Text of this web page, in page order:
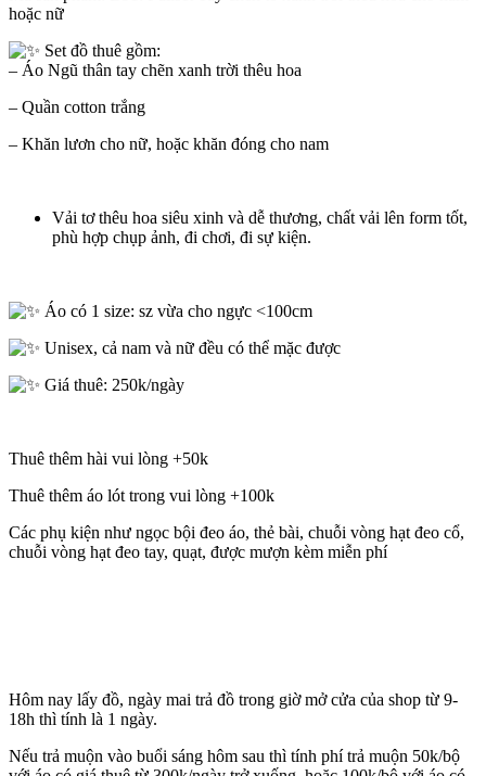
hoặc nữ
Set đồ thuê gồm:
– Áo Ngũ thân tay chẽn xanh trời thêu hoa
– Quần cotton trắng
– Khăn lươn cho nữ, hoặc khăn đóng cho nam
Vải tơ thêu hoa siêu xinh và dễ thương, chất vải lên form tốt,
phù hợp chụp ảnh, đi chơi, đi sự kiện.
Áo có 1 size: sz vừa cho ngực <100cm
Unisex, cả nam và nữ đều có thể mặc được
Giá thuê: 250k/ngày
Thuê thêm hài vui lòng +50k
Thuê thêm áo lót trong vui lòng +100k
Các phụ kiện như ngọc bội đeo áo, thẻ bài, chuỗi vòng hạt đeo cổ,
chuỗi vòng hạt đeo tay, quạt, được mượn kèm miễn phí
Hôm nay lấy đồ, ngày mai trả đồ trong giờ mở cửa của shop từ 9-
18h thì tính là 1 ngày.
Nếu trả muộn vào buổi sáng hôm sau thì tính phí trả muộn 50k/bộ